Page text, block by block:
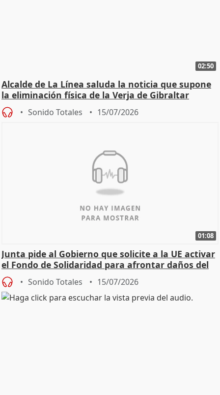
02:50
Alcalde de La Línea saluda la noticia que supone
la eliminación física de la Verja de Gibraltar
Sonido Totales 15/07/2026
01:08
Junta pide al Gobierno que solicite a la UE activar
el Fondo de Solidaridad para afrontar daños del
Sonido Totales 15/07/2026